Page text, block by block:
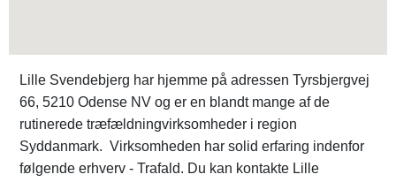
Lille Svendebjerg har hjemme på adressen Tyrsbjergvej
66, 5210 Odense NV og er en blandt mange af de
rutinerede træfældningvirksomheder i region
Syddanmark. Virksomheden har solid erfaring indenfor
følgende erhverv - Trafald. Du kan kontakte Lille